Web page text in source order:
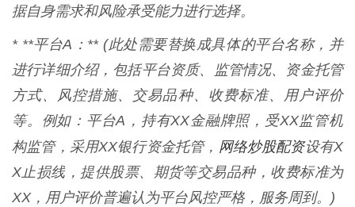
据自身需求和风险承受能力进行选择。
* **平台A：** (此处需要替换成具体的平台名称，并
进行详细介绍，包括平台资质、监管情况、资金托管
方式、风控措施、交易品种、收费标准、用户评价
等。例如：平台A，持有XX金融牌照，受XX监管机
构监管，采用XX银行资金托管， 网络炒股配资设有X
X止损线，提供股票、期货等交易品种，收费标准为
XX，用户评价普遍认为平台风控严格，服务周到。)